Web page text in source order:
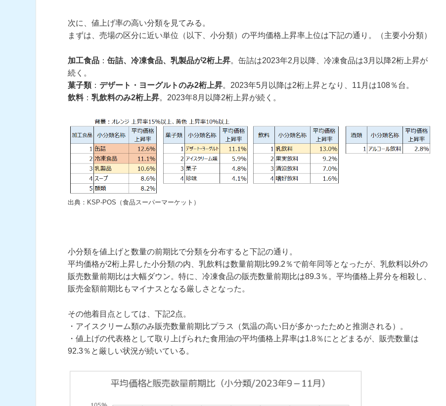
次に、値上げ率の高い分類を見てみる。
まずは、売場の区分に近い単位（以下、小分類）の平均価格上昇率上位は下記の通り。（主要小分類）
加工食品 ： 缶詰、冷凍食品、乳製品が2桁上昇。缶詰は2023年2月以降、冷凍食品は3月以降2桁上昇が
続く。
菓子類： デザート・ヨーグルトのみ2桁上昇。2023年5月以降は2桁上昇となり、11月は108％台。
飲料： 乳飲料のみ2桁上昇。2023年8月以降2桁上昇が続く。
出典：KSP-POS（食品スーパーマーケット）
小分類を値上げと数量の前期比で分類を分布すると下記の通り。
平均価格が2桁上昇した小分類の内、乳飲料は数量前期比99.2％で前年同等となったが、乳飲料以外の
販売数量前期比は大幅ダウン。特に、冷凍食品の販売数量前期比は89.3％。平均価格上昇分を相殺し、
販売金額前期比もマイナスとなる厳しさとなった。
その他着目点としては、下記2点。
・アイスクリーム類のみ販売数量前期比プラス（気温の高い日が多かったためと推測される）。
・値上げの代表格として取り上げられた食用油の平均価格上昇率は1.8％にとどまるが、販売数量は
92.3％と厳しい状況が続いている。